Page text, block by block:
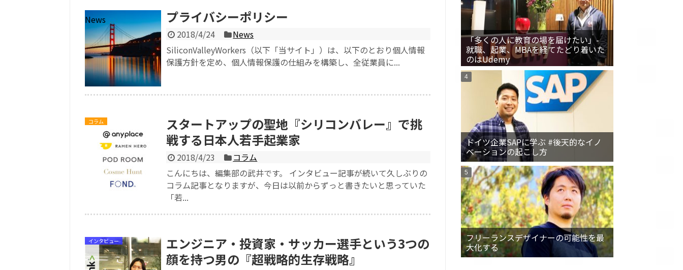
News プライバシーポリシー
2018/4/24
News
SiliconValleyWorkers（以下「当サイト」）は、以下のとおり個人情報
保護方針を定め、個人情報保護の仕組みを構築し、全従業員に...
コラム
スタートアップの聖地『シリコンバレー』で挑
戦する日本人若手起業家
2018/4/23
コラム
こんにちは、編集部の武井です。 インタビュー記事が続いて久しぶりの
コラム記事となりますが、今日は以前からずっと書きたいと思っていた
「若...
インタビュー
エンジニア・投資家・サッカー選手という3つの
顔を持つ男の『超戦略的生存戦略』
「多くの人に教育の場を届けたい」-
就職、起業、MBAを経てたどり着いた
のはUdemy
ドイツ企業SAPに学ぶ #後天的なイノ
ベーションの起こし方
フリーランスデザイナーの可能性を最
大化する